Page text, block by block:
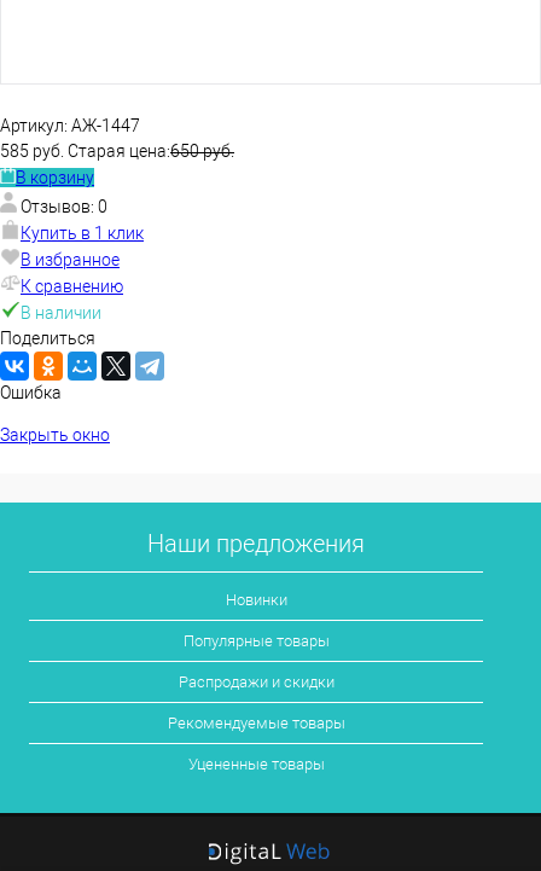
Артикул: АЖ-1447
585 руб. Старая цена:650 руб.
В корзину
Отзывов: 0
Купить в 1 клик
В избранное
К сравнению
В наличии
Поделиться
Ошибка
Закрыть окно
Наши предложения
Новинки
Популярные товары
Распродажи и скидки
Рекомендуемые товары
Уцененные товары